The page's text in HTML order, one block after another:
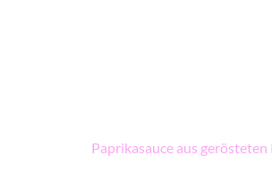
Paprikasauce aus gerösteten